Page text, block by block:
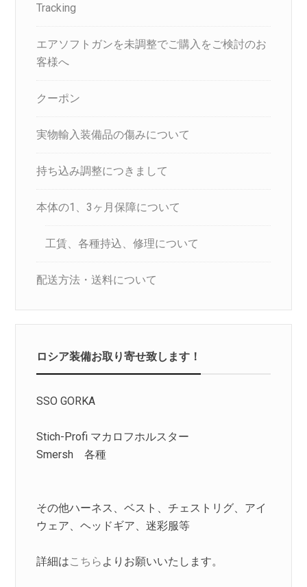
Tracking
エアソフトガンを未調整でご購入をご検討のお
客様へ
クーポン
実物輸入装備品の傷みについて
持ち込み調整につきまして
本体の1、3ヶ月保障について
工賃、各種持込、修理について
配送方法・送料について
ロシア装備お取り寄せ致します！
SSO GORKA
Stich-Profi マカロフホルスター
Smersh 各種
その他ハーネス、ベスト、チェストリグ、アイ
ウェア、ヘッドギア、迷彩服等
詳細はこちら よりお願いいたします。